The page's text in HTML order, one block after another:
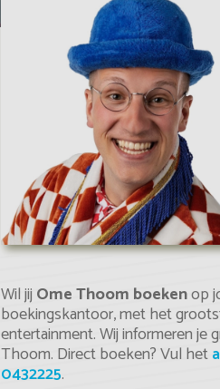
Wil jij Ome Thoom boekenop
boekingskantoor, met het
entertainment. Wij informeren je
Thoom. Direct boeken? Vul het
0432225.